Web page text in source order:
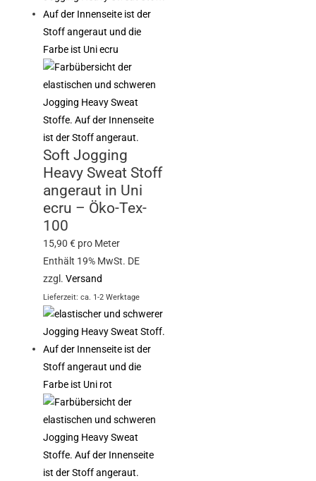
Soft Jogging
Heavy Sweat Stoff
angeraut in Uni
ecru – Öko-Tex-
100
15,90€ pro Meter
Enthält 19% MwSt. DE
zzgl.Versand
Lieferzeit: ca. 1-2 Werktage